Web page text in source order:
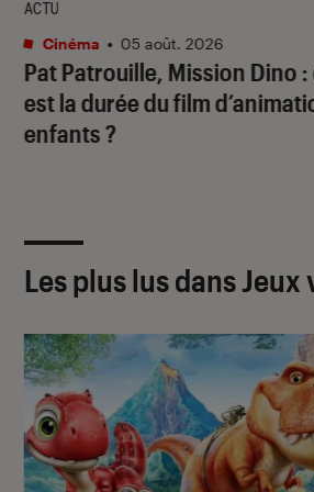
Pat Patrouille, Mission Dino :
est la durée du film
enfants ?
ACTU
Cinéma • 05 août. 2026
Les plus lus dans Jeux